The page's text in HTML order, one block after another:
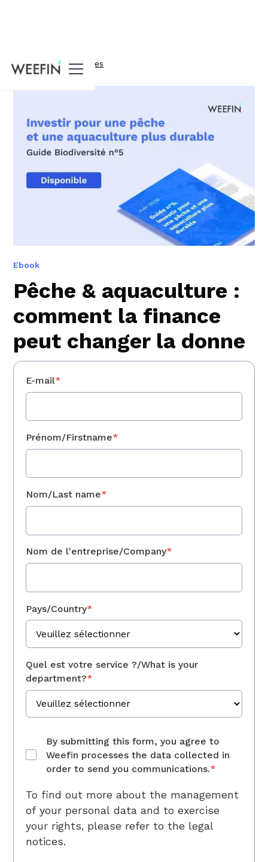
Toutes nos ressources
Ebook
Pêche & aquaculture :
comment la finance
peut changer la donne
E-mail*
Prénom/Firstname*
Nom/Last name*
Nom de l'entreprise/Company*
Pays/Country*
Quel est votre service ?/What is your
department?*
By submitting this form, you agree to
Weefin processes the data collected in
order to send you communications.*
To find out more about the management
of your personal data and to exercise
your rights, please refer to the legal
notices.